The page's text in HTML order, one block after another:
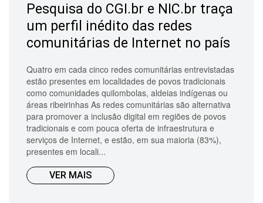
Pesquisa do CGI.br e NIC.br traça
um perfil inédito das redes
comunitárias de Internet no país
Quatro em cada cinco redes comunitárias entrevistadas
estão presentes em localidades de povos tradicionais
como comunidades quilombolas, aldeias indígenas ou
áreas ribeirinhas As redes comunitárias são alternativa
para promover a inclusão digital em regiões de povos
tradicionais e com pouca oferta de infraestrutura e
serviços de Internet, e estão, em sua maioria (83%),
presentes em locali...
VER MAIS